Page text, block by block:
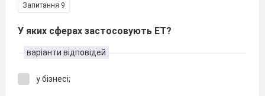
Запитання 9
У яких сферах застосовують ЕТ?
варіанти відповідей
у бізнесі;